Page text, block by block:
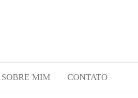
SOBRE MIM CONTATO